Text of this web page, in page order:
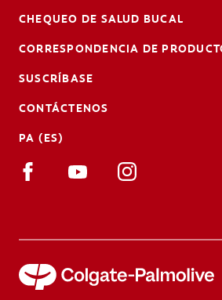
CHEQUEO DE SALUD BUCAL
CORRESPONDENCIA DE
SUSCRÍBASE
CONTÁCTENOS
PA (ES)